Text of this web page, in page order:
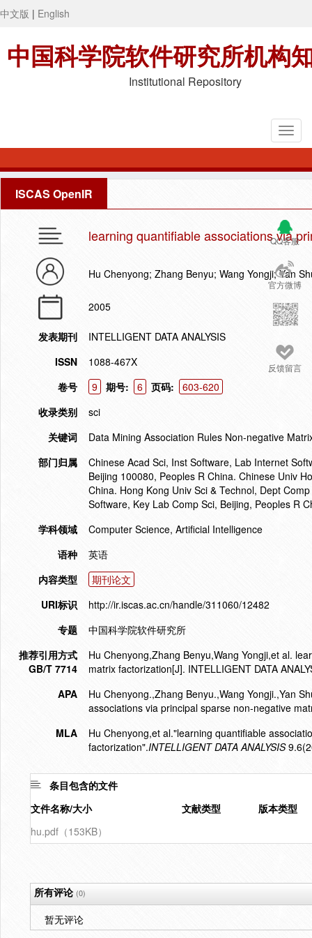
中文版 | English
中国科学院软件研究所机构
Institutional Repository
ISCAS OpenIR
QQ客服
官方微博
反馈留言
learning quantifiable associations via
Hu Chenyong; Zhang Benyu; Wang Yongji; Yan
2005
发表期刊
INTELLIGENT DATA ANALYSIS
ISSN
1088-467X
卷号
9 期号: 6 页码:
603-620
收录类别
sci
关键词
Data Mining Association Rules Non-negative
部门归属
Chinese Acad Sci, Inst Software, Lab Internet
Beijing 100080, Peoples R China. Chinese Univ
China. Hong Kong Univ Sci & Technol, Dept
Software, Key Lab Comp Sci, Beijing, Peoples R
学科领域
Computer Science, Artificial Intelligence
语种
英语
内容类型
期刊论文
URI标识
http://ir.iscas.ac.cn/handle/311060/12482
专题
中国科学院软件研究所
推荐引用方式
GB/T 7714
Hu Chenyong,Zhang Benyu,Wang Yongji,et al.
matrix factorization[J]. INTELLIGENT DATA
APA
Hu Chenyong.,Zhang Benyu.,Wang Yongji.,Yan
associations via principal sparse non-negative
MLA
Hu Chenyong,et al."learning quantifiable
factorization".INTELLIGENT DATA ANALYSIS
条目包含的文件
文件名称/大小
文献类型
版本类型
hu.pdf（153KB）
所有评论(0)
暂无评论